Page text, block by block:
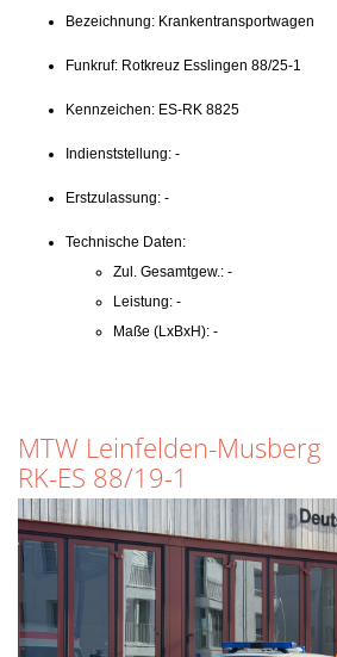
Bezeichnung: Krankentransportwagen
Funkruf: Rotkreuz Esslingen 88/25-1
Kennzeichen: ES-RK 8825
Indienststellung: -
Erstzulassung: -
Technische Daten:
Zul. Gesamtgew.: -
Leistung: -
Maße (LxBxH): -
MTW Leinfelden-Musberg
RK-ES 88/19-1